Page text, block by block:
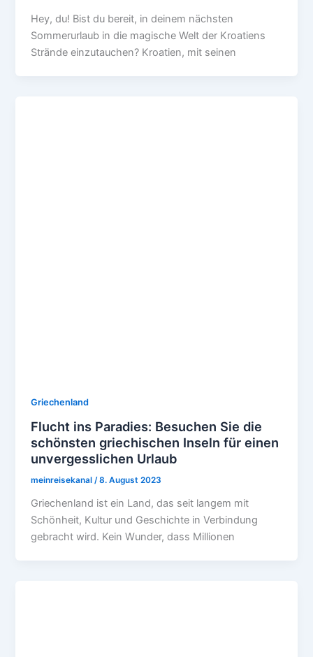
Hey, du! Bist du bereit, in deinem nächsten
Sommerurlaub in die magische Welt der Kroatiens
Strände einzutauchen? Kroatien, mit seinen
Griechenland
Flucht ins Paradies: Besuchen Sie die
schönsten griechischen Inseln für einen
unvergesslichen Urlaub
meinreisekanal/8. August 2023
Griechenland ist ein Land, das seit langem mit
Schönheit, Kultur und Geschichte in Verbindung
gebracht wird. Kein Wunder, dass Millionen